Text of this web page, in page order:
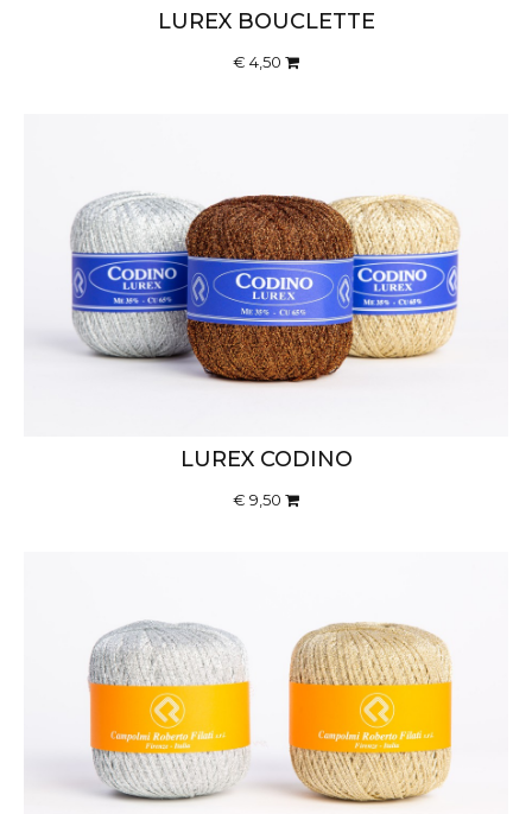
LUREX BOUCLETTE
€ 4,50
LUREX CODINO
€ 9,50